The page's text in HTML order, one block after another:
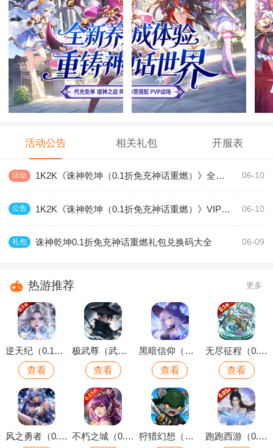
活动公告 相关礼包 开服表
活动 1K2K《诛神乾坤（0.1折免充神话重燃）》全服永久充值活动 06-10
公告 1K2K《诛神乾坤（0.1折免充神话重燃）》VIP价格表 VIP多少钱 06-10
礼包 诛神乾坤0.1折免充神话重燃礼包兑换码大全 06-09
热游推荐 更多
逆天纪（0.1折万抽真充版）
查看
极武尊（武林论剑）
查看
黑暗信仰（魔法远征）
查看
无尽征程（0.1折每天送6480代金卷）
查看
风之勇者（0.1折开局送千抽） 不朽之城（0.05折开局送自选金将） 狩猎幻想（内置0.1折上线送千抽） 跑跑西游（0.05折双倍代金买断版）